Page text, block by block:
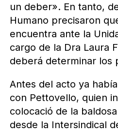
un deber». En tanto,
Humano precisaron
encuentra ante la
cargo de la Dra Laura
deberá determinar los
Antes del acto ya
con Pettovello, quien
colocació de la
desde la Intersindical